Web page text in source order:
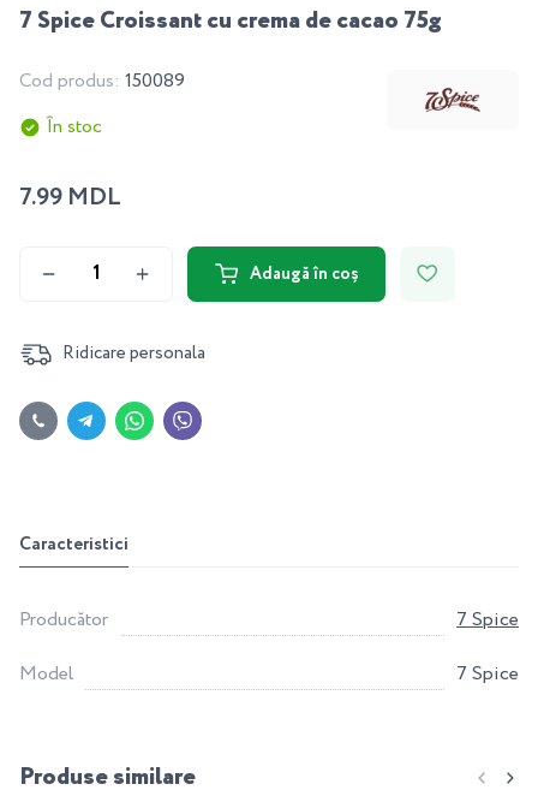
7 Spice Croissant cu crema de cacao 75g
Cod produs: 150089
În stoc
7.99 MDL
Adaugă în coș
Ridicare personala
Caracteristici
Producător
7 Spice
Model
7 Spice
Produse similare